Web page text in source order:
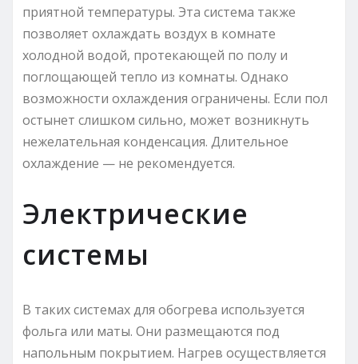
приятной температуры. Эта система также
позволяет охлаждать воздух в комнате
холодной водой, протекающей по полу и
поглощающей тепло из комнаты. Однако
возможности охлаждения ограничены. Если пол
остынет слишком сильно, может возникнуть
нежелательная конденсация. Длительное
охлаждение — не рекомендуется.
Электрические
системы
В таких системах для обогрева используется
фольга или маты. Они размещаются под
напольным покрытием. Нагрев осуществляется